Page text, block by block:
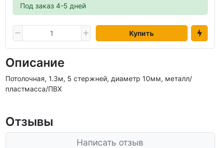
Под заказ 4-5 дней
Купить
Описание
Потолочная, 1.3м, 5 стержней, диаметр 10мм, металл/
пластмасса/ПВХ
Отзывы
Написать отзыв